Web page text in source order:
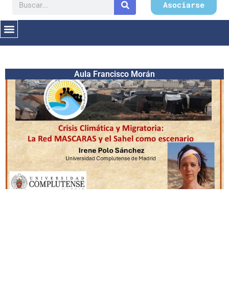
Asociarse
Aula Francisco Morán